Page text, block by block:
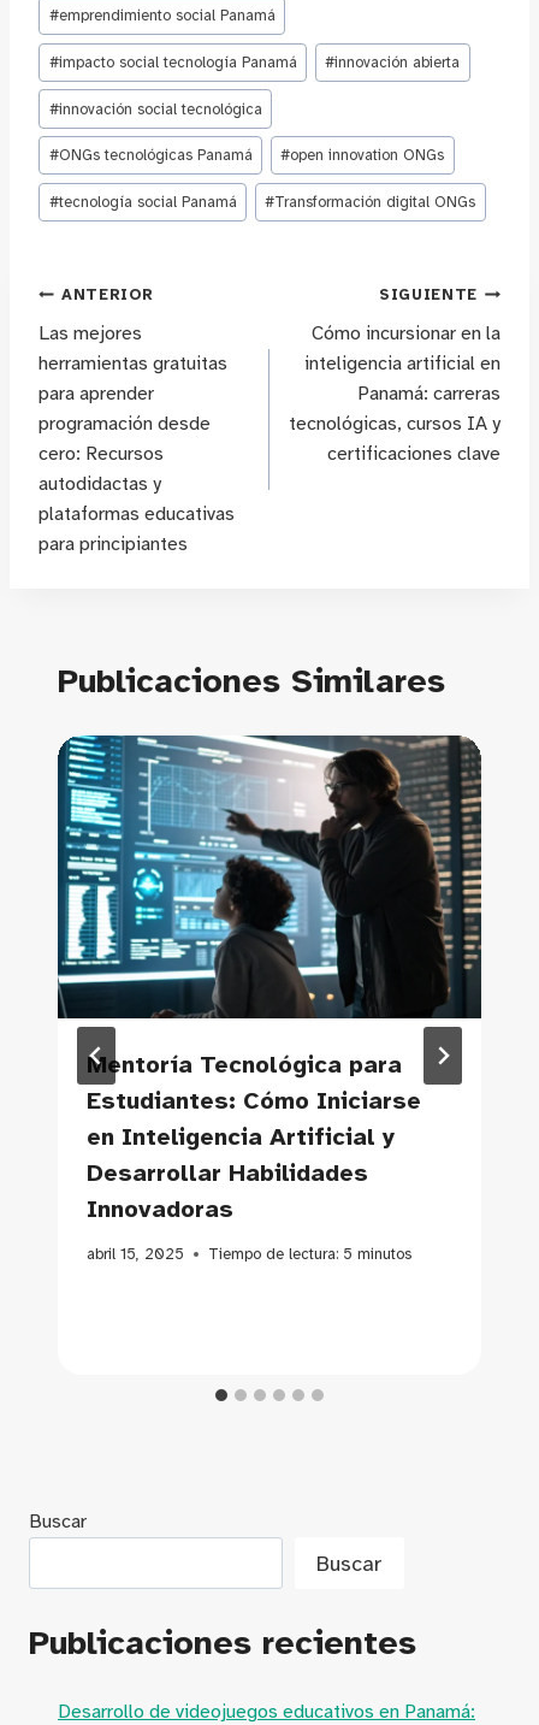
la
entrada:
#emprendimiento social Panamá
#impacto social tecnología Panamá #innovación abierta
#innovación social tecnológica
#ONGs tecnológicas Panamá #open innovation ONGs
#tecnología social Panamá #Transformación digital ONGs
Navegación
de
entradas
ANTERIOR
Las mejores
herramientas gratuitas
para aprender
programación desde
cero: Recursos
autodidactas y
plataformas educativas
para principiantes
SIGUIENTE
Cómo incursionar en la
inteligencia artificial en
Panamá: carreras
tecnológicas, cursos IA y
certificaciones clave
Publicaciones Similares
Mentoría Tecnológica para
Estudiantes: Cómo Iniciarse
en Inteligencia Artificial y
Desarrollar Habilidades
Innovadoras
abril 15, 2025 Tiempo de lectura: 5 minutos
Buscar
Buscar
Publicaciones recientes
Desarrollo de videojuegos educativos en Panamá: